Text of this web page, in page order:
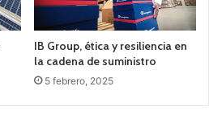
IB Group, ética y resiliencia en
la cadena de suministro
5 febrero, 2025